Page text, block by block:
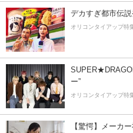
デカすぎ都市伝
オリコンタイアップ特
ー”
オリコンタイアップ特
【驚愕】メーカ